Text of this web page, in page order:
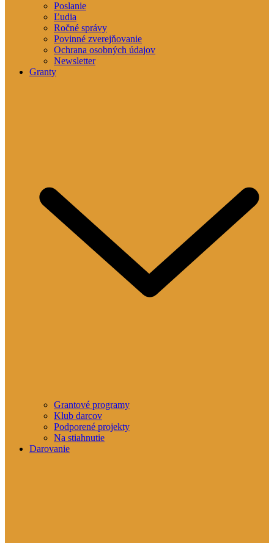
Poslanie
Ľudia
Ročné správy
Povinné zverejňovanie
Ochrana osobných údajov
Newsletter
Granty
Grantové programy
Klub darcov
Podporené projekty
Na stiahnutie
Darovanie